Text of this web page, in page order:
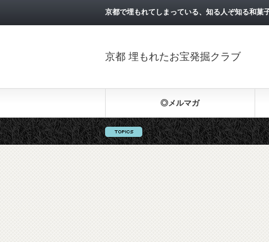
京都で埋もれてしまっている、知る人ぞ知る和菓
京都 埋もれたお宝発掘クラブ
◎メルマガ